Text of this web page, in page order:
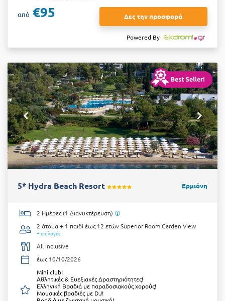
από €95 Δες την προσφορά
Powered By
5* Hydra Beach Resort Ερμιόνη
2 Ημέρες (1 Διανυκτέρευση)
2 άτομα + 1 παιδί έως 12 ετώνSuperior Room Garden View
+ επιλογές
All Inclusive
έως 10/10/2026
Μini club!
Αθλητικές & Ευεξιακές Δραστηριότητες!
Ελληνική Βραδιά με παραδοσιακούς χορούς!
Μουσικές βραδιές με DJ!